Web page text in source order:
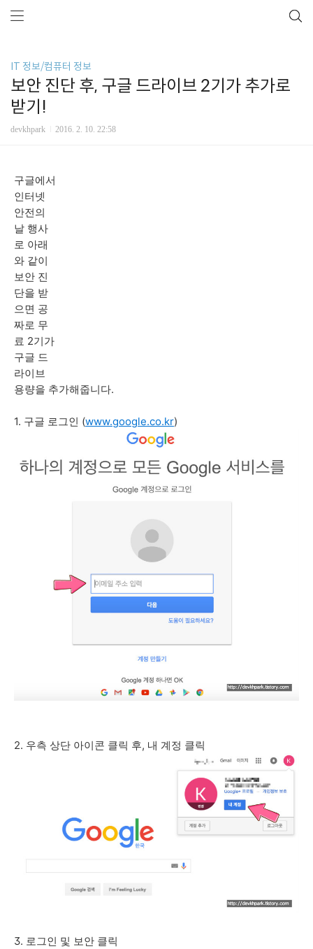
IT 정보/컴퓨터 정보
보안 진단 후, 구글 드라이브 2기가 추가로
받기!
devkhpark 2016. 2. 10. 22:58
구글에서
인터넷
안전의
날 행사
로 아래
와 같이
보안 진
단을 받
으면 공
짜로 무
료 2기가
구글 드
라이브
용량을 추가해줍니다.
1. 구글 로그인 (www.google.co.kr)
2. 우측 상단 아이콘 클릭 후, 내 계정 클릭
3. 로그인 및 보안 클릭